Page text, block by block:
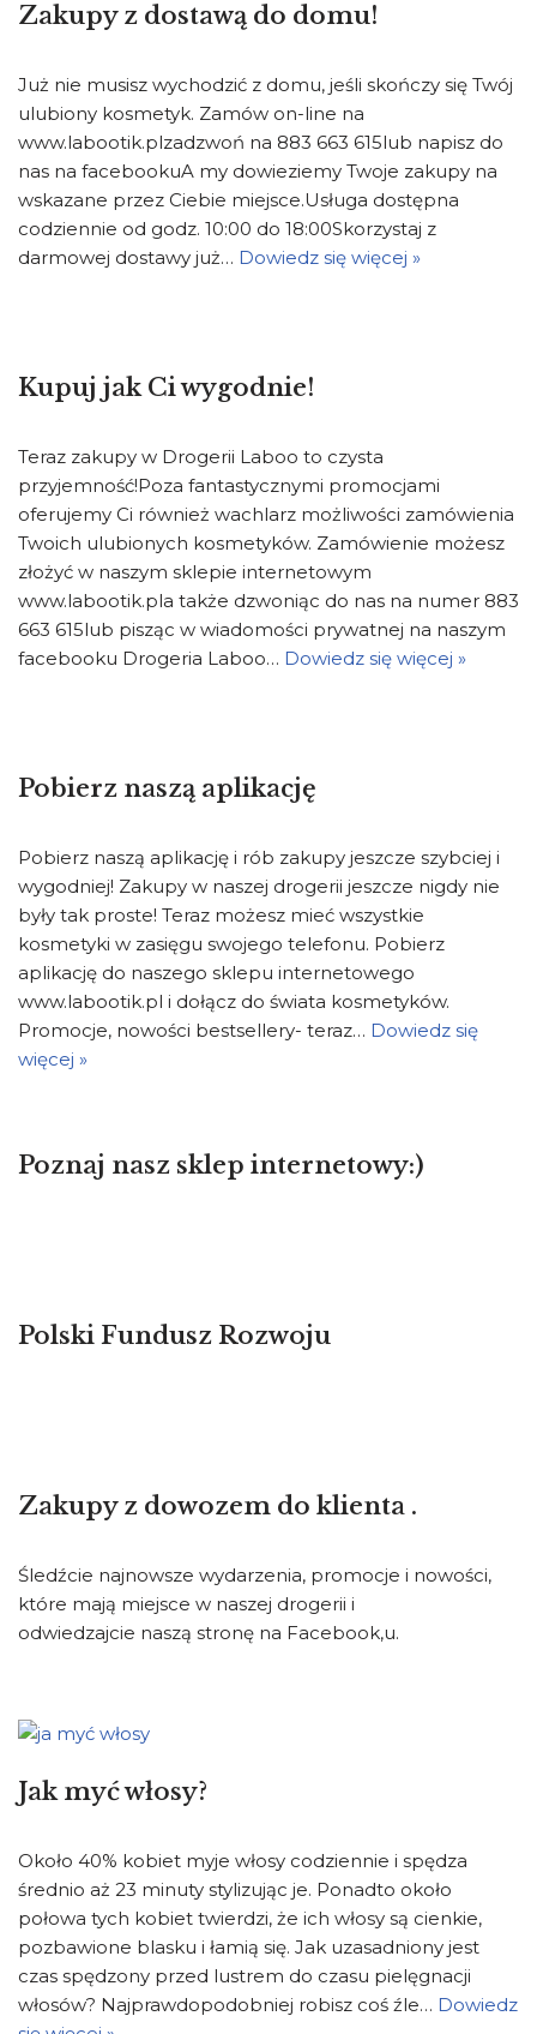
Zakupy z dostawą do domu!
Już nie musisz wychodzić z domu, jeśli skończy się Twój
ulubiony kosmetyk. Zamów on-line na
www.labootik.plzadzwoń na 883 663 615lub napisz do
nas na facebookuA my dowieziemy Twoje zakupy na
wskazane przez Ciebie miejsce.Usługa dostępna
codziennie od godz. 10:00 do 18:00Skorzystaj z
darmowej dostawy już… Dowiedz się więcej »
Kupuj jak Ci wygodnie!
Teraz zakupy w Drogerii Laboo to czysta
przyjemność!Poza fantastycznymi promocjami
oferujemy Ci również wachlarz możliwości zamówienia
Twoich ulubionych kosmetyków. Zamówienie możesz
złożyć w naszym sklepie internetowym
www.labootik.pla także dzwoniąc do nas na numer 883
663 615lub pisząc w wiadomości prywatnej na naszym
facebooku Drogeria Laboo… Dowiedz się więcej »
Pobierz naszą aplikację
Pobierz naszą aplikację i rób zakupy jeszcze szybciej i
wygodniej! Zakupy w naszej drogerii jeszcze nigdy nie
były tak proste! Teraz możesz mieć wszystkie
kosmetyki w zasięgu swojego telefonu. Pobierz
aplikację do naszego sklepu internetowego
www.labootik.pl i dołącz do świata kosmetyków.
Promocje, nowości bestsellery- teraz… Dowiedz się
więcej »
Poznaj nasz sklep internetowy:)
Polski Fundusz Rozwoju
Zakupy z dowozem do klienta .
Śledźcie najnowsze wydarzenia, promocje i nowości,
które mają miejsce w naszej drogerii i
odwiedzajcie naszą stronę na Facebook‚u.
Jak myć włosy?
Około 40% kobiet myje włosy codziennie i spędza
średnio aż 23 minuty stylizując je. Ponadto około
połowa tych kobiet twierdzi, że ich włosy są cienkie,
pozbawione blasku i łamią się. Jak uzasadniony jest
czas spędzony przed lustrem do czasu pielęgnacji
włosów? Najprawdopodobniej robisz coś źle… Dowiedz